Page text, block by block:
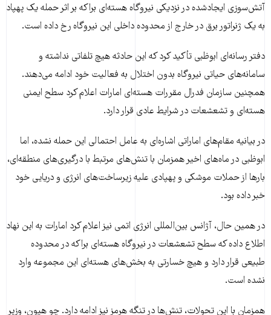
آتش‌سوزی ایجادشده در نزدیکی نیروگاه هسته‌ای براکه بر اثر حمله یک پهپاد
به یک ژنراتور برق در خارج از محدوده داخلی این نیروگاه رخ داده است.
دفتر رسانه‌ای ابوظبی تأکید کرد که این حادثه هیچ تلفاتی نداشته و
سامانه‌های حیاتی نیروگاه بدون اختلال به فعالیت خود ادامه می‌دهند.
همچنین سازمان فدرال مقررات هسته‌ای امارات اعلام کرد سطح ایمنی
هسته‌ای و تشعشعات در شرایط عادی قرار دارد.
در بیانیه مقام‌های اماراتی اشاره‌ای به عامل احتمالی این حمله نشده، اما
ابوظبی در ماه‌های اخیر همزمان با تنش‌های مرتبط با درگیری‌های منطقه‌ای،
بارها از حملات موشکی و پهپادی علیه زیرساخت‌های انرژی و دریایی خود
خبر داده بود.
در همین حال، آژانس بین‌المللی انرژی اتمی نیز اعلام کرد امارات به این نهاد
اطلاع داده که سطح تشعشعات در نیروگاه هسته‌ای براکه در محدوده
طبیعی قرار دارد و هیچ خسارتی به بخش‌های هسته‌ای این مجموعه وارد
نشده است.
همزمان با این تحولات، تنش‌ها در تنگه هرمز نیز ادامه دارد. چو هیون، وزیر